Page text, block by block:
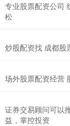
专业股票配资公司
松
炒股配资找 成都股
场外股票配资经营
证券交易顾问可以
益，掌控投资